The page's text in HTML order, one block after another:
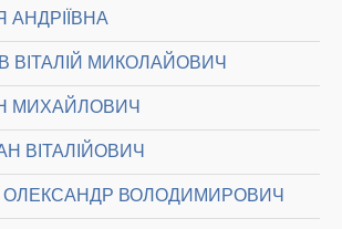
АНДРІЇВНА
ВІТАЛІЙ МИКОЛАЙОВИЧ
МИХАЙЛОВИЧ
ВІТАЛІЙОВИЧ
ОЛЕКСАНДР ВОЛОДИМИРОВИЧ